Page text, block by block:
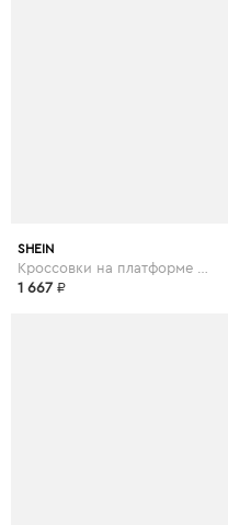
SHEIN
1 667 ₽